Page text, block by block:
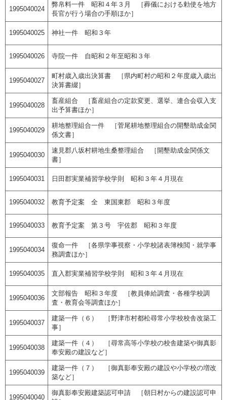
1995040024
弊帛料一件 昭和４年３月 ［葬儀における勅使を地方
長官が行う場合の手順ほか］
1995040025 神社一件 昭和３年
1995040026 寺院一件 自昭和２年至昭和３年
1995040027
町村歳入歳出決算書 ［県内町村の昭和２年度歳入歳出
決算書綴］
1995040028
畜産組合 ［畜産組合の定款変更、選挙、連合会収入支
出予算書ほか］
1995040029
耕地整理組合一件 ［菅尾耕地整理組合の開墾助成金関
係文書］
1995040030
速見郡八坂村耕地生桑整理組合 ［開墾助成金関係文
書］
1995040031 日田郡実業補習学校学則 昭和３年４月現在
1995040032 教育予定案 全 東国東郡 昭和３年度
1995040033 教育予定案 第３号 宇佐郡 昭和３年度
1995040034
復命一件 ［各県学事視察・小学校諸表簿検閲・就学事
務調査ほか］
1995040035 直入郡実業補習学校学則 昭和３年４月現在
1995040036
文部報告 昭和３年度 ［教員俸給調査・各種学校調
査・教育会等調査ほか］
1995040037
建築一件（６） ［野津市村都松尋常小学校校舎改築工
事］
1995040038
建築一件（４） ［尋常高等小学校の校舎建築や御真影
奉安殿の建設など］
1995040039
建築一件（７） ［御真影奉安殿の建設や小学校の増改
築など］
1995040040
御真影奉安殿建築認可申請 ［朝日村からの建設認可申